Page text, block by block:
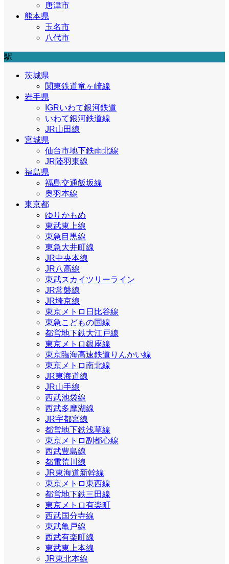
唐津市
熊本県
玉名市
八代市
駅
茨城県
関東鉄道竜ヶ崎線
岩手県
IGRいわて銀河鉄道
いわて銀河鉄道線
JR山田線
宮城県
仙台市地下鉄南北線
JR陸羽東線
福島県
福島交通飯坂線
奥羽本線
東京都
ゆりかもめ
東武東上線
東急目黒線
東急大井町線
JR中央本線
JR八高線
東武スカイツリーライン
JR常磐線
JR埼京線
東京メトロ日比谷線
東急こどもの国線
都営地下鉄大江戸線
東京メトロ銀座線
東京臨海高速鉄道りんかい線
東京メトロ南北線
JR東海道線
JR山手線
西武池袋線
西武多摩湖線
JR宇都宮線
都営地下鉄浅草線
東京メトロ副都心線
西武豊島線
都電荒川線
JR東海道新幹線
東京メトロ東西線
都営地下鉄三田線
東京メトロ有楽町
西武国分寺線
東武亀戸線
西武有楽町線
東武東上本線
JR東北本線